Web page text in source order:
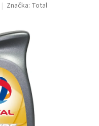
Značka: Total